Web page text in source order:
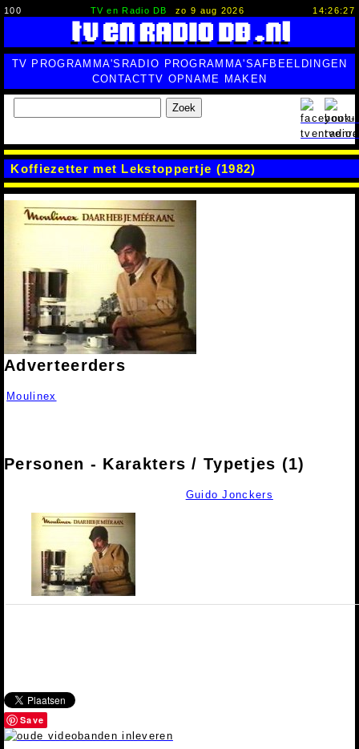
100 TV en Radio DB zo 9 aug 2026 14:26:28
TV PROGRAMMA'S RADIO PROGRAMMA'SAFBEELDINGEN
CONTACTTV OPNAME MAKEN
Zoek
Koffiezetter met Lekstoppertje (1982)
Adverteerders
Moulinex
Personen - Karakters / Typetjes (1)
Guido Jonckers
Save